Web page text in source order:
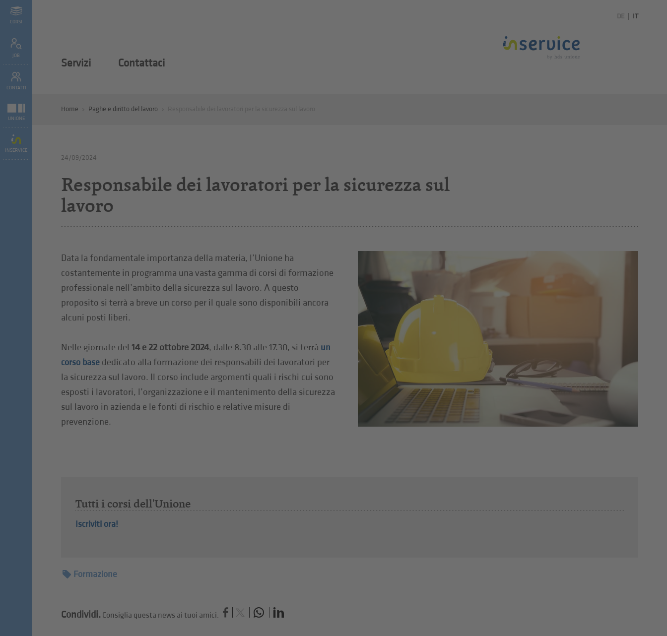
CORSI
JOB
CONTATTI
UNIONE
INSERVICE
DE IT
Servizi Contattaci
Home Paghe e diritto del lavoro
24/09/2024
Responsabile dei lavoratori per la sicurezza sul
lavoro
Data la fondamentale importanza della materia, l’Unione ha
costantemente in programma una vasta gamma di corsi di formazione
professionale nell’ambito della sicurezza sul lavoro. A questo
proposito si terrà a breve un corso per il quale sono disponibili ancora
alcuni posti liberi.
Nelle giornate del 14 e 22 ottobre 2024, dalle 8.30 alle 17.30, si terrà un
corso basededicato alla formazione dei responsabili dei lavoratori per
la sicurezza sul lavoro. Il corso include argomenti quali i rischi cui sono
esposti i lavoratori, l’organizzazione e il mantenimento della sicurezza
sul lavoro in azienda e le fonti di rischio e relative misure di
prevenzione.
Tutti i corsi dell'Unione
Iscriviti ora!
Formazione
Condividi. Consiglia questa news ai tuoi amici.